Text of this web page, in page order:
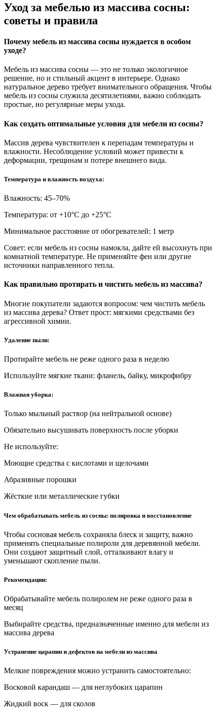
Уход за мебелью из массива сосны:
советы и правила
Почему мебель из массива сосны нуждается в особом
уходе?
Мебель из массива сосны — это не только экологичное
решение, но и стильный акцент в интерьере. Однако
натуральное дерево требует внимательного обращения. Чтобы
мебель из сосны служила десятилетиями, важно соблюдать
простые, но регулярные меры ухода.
Как создать оптимальные условия для мебели из сосны?
Массив дерева чувствителен к перепадам температуры и
влажности. Несоблюдение условий может привести к
деформации, трещинам и потере внешнего вида.
Температура и влажность воздуха:
Влажность: 45–70%
Температура: от +10°С до +25°С
Минимальное расстояние от обогревателей: 1 метр
Совет: если мебель из сосны намокла, дайте ей высохнуть при
комнатной температуре. Не применяйте фен или другие
источники направленного тепла.
Как правильно протирать и чистить мебель из массива?
Многие покупатели задаются вопросом: чем чистить мебель
из массива дерева? Ответ прост: мягкими средствами без
агрессивной химии.
Удаление пыли:
Протирайте мебель не реже одного раза в неделю
Используйте мягкие ткани: фланель, байку, микрофибру
Влажная уборка:
Только мыльный раствор (на нейтральной основе)
Обязательно высушивать поверхность после уборки
Не используйте:
Моющие средства с кислотами и щелочами
Абразивные порошки
Жёсткие или металлические губки
Чем обрабатывать мебель из сосны: полировка и восстановление
Чтобы сосновая мебель сохраняла блеск и защиту, важно
применять специальные полироли для деревянной мебели.
Они создают защитный слой, отталкивают влагу и
уменьшают скопление пыли.
Рекомендации:
Обрабатывайте мебель полиролем не реже одного раза в
месяц
Выбирайте средства, предназначенные именно для мебели из
массива дерева
Устранение царапин и дефектов на мебели из массива
Мелкие повреждения можно устранить самостоятельно:
Восковой карандаш — для неглубоких царапин
Жидкий воск — для сколов